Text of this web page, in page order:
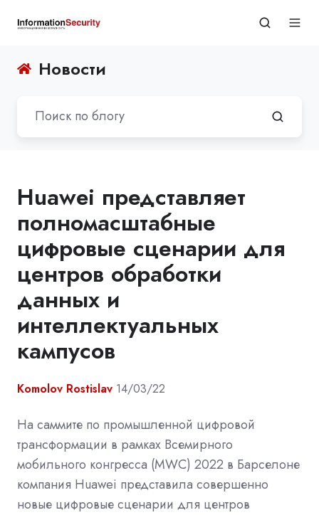
Новости
Huawei представляет
полномасштабные
цифровые сценарии для
центров обработки
данных и
интеллектуальных
кампусов
Komolov Rostislav 14/03/22
На саммите по промышленной цифровой
трансформации в рамках Всемирного
мобильного конгресса (MWC) 2022 в Барселоне
компания Huawei представила совершенно
новые цифровые сценарии для центров